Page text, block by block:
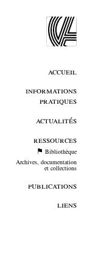
accueil
informations
pratiques
actualités
ressources
Bibliothèque
Archives, documentation
et collections
publications
liens